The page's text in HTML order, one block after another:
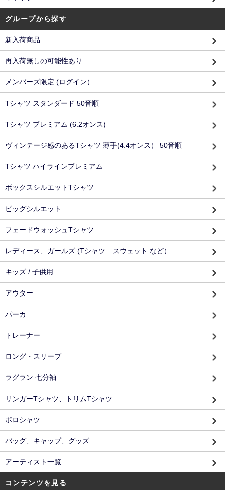
グループから探す
新入荷商品
再入荷無しの可能性あり
メンバーズ限定 (ログイン）
Tシャツ スタンダード 50音順
Tシャツ プレミアム (6.2オンス)
ヴィンテージ感のあるTシャツ 薄手(4.4オンス） 50音順
Tシャツ ハイラインプレミアム
ボックスシルエットTシャツ
ビッグシルエット
フェードウォッシュTシャツ
レディース、ガールズ (Tシャツ スウェット など）
キッズ / 子供用
アウター
パーカ
トレーナー
ロング・スリーブ
ラグラン 七分袖
リンガーTシャツ、トリムTシャツ
ポロシャツ
バッグ、キャップ、グッズ
アーティスト一覧
コンテンツを見る